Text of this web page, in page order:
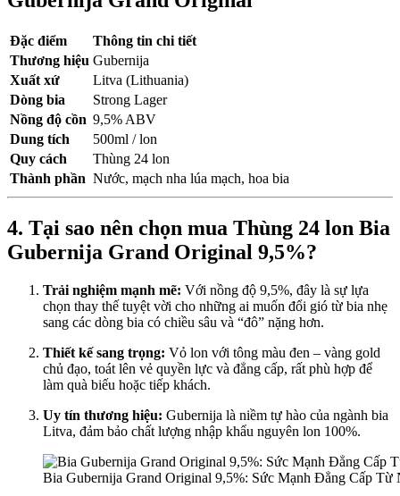
Đặc điểm
Thông tin chi tiết
Thương hiệu Gubernija
Xuất xứ
Litva (Lithuania)
Dòng bia
Strong Lager
Nồng độ cồn 9,5% ABV
Dung tích
500ml / lon
Quy cách
Thùng 24 lon
Thành phần Nước, mạch nha lúa mạch, hoa bia
4. Tại sao nên chọn mua Thùng 24 lon Bia
Gubernija Grand Original 9,5%?
Trải nghiệm mạnh mẽ: Với nồng độ 9,5%, đây là sự lựa
chọn thay thế tuyệt vời cho những ai muốn đổi gió từ bia nhẹ
sang các dòng bia có chiều sâu và “đô” nặng hơn.
Thiết kế sang trọng: Vỏ lon với tông màu đen – vàng gold
chủ đạo, toát lên vẻ quyền lực và đẳng cấp, rất phù hợp để
làm quà biếu hoặc tiếp khách.
Uy tín thương hiệu: Gubernija là niềm tự hào của ngành bia
Litva, đảm bảo chất lượng nhập khẩu nguyên lon 100%.
Bia Gubernija Grand Original 9,5%: Sức Mạnh Đẳng Cấp